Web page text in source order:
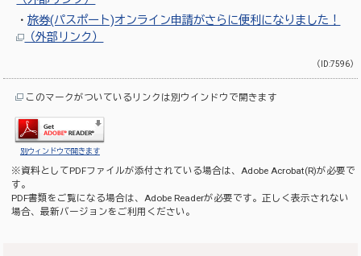
・旅券(パスポート)オンライン申請がさらに便利になりました！
（外部リンク）
（ID:7596）
このマークがついているリンクは別ウインドウで開きます
別ウィンドウで開きます
※資料としてPDFファイルが添付されている場合は、Adobe Acrobat(R)が必要で
す。
PDF書類をご覧になる場合は、Adobe Readerが必要です。正しく表示されない
場合、最新バージョンをご利用ください。